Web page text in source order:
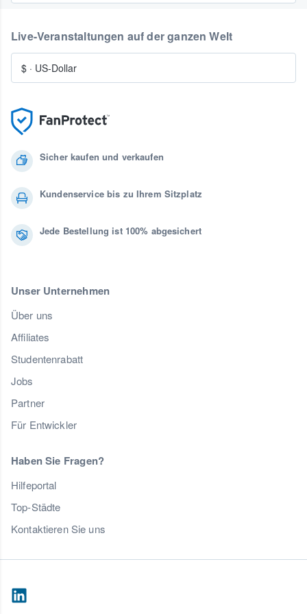
Sicher kaufen und verkaufen
Kundenservice bis zu Ihrem Sitzplatz
Jede Bestellung ist 100% abgesichert
Unser Unternehmen
Über uns
Affiliates
Studentenrabatt
Jobs
Partner
Für Entwickler
Haben Sie Fragen?
Hilfeportal
Top-Städte
Kontaktieren Sie uns
Live-Veranstaltungen auf der ganzen Welt
$ · US-Dollar